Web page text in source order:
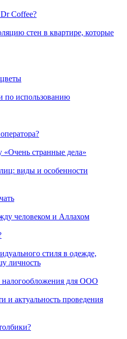
Coffee?
стен в квартире, которые
по использованию
странные дела»
виды и особенности
человеком и Аллахом
стиля в одежде,
личность
для ООО
и актуальность проведения